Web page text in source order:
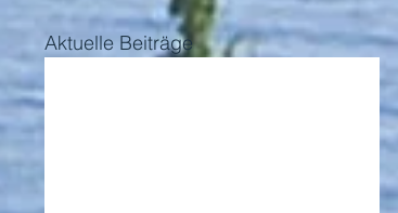
Aktuelle Beiträge